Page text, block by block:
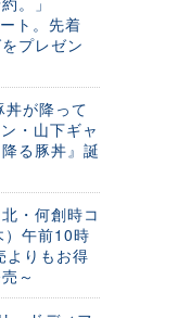
ト。先着
プレゼン
丼が降って
・山下ギャ
る豚丼』誕
・何創時コ
）午前10時
よりもお得
～